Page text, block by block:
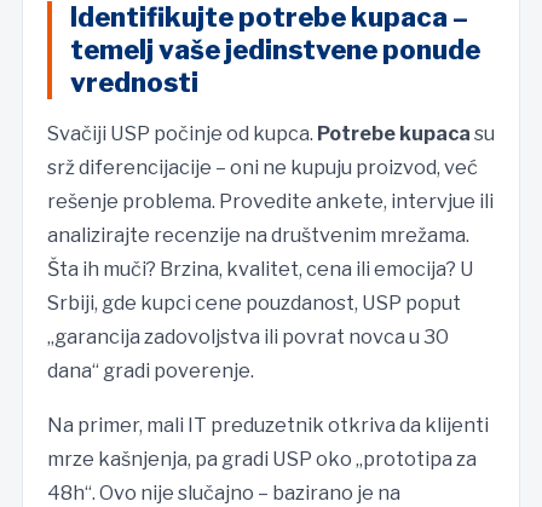
Identifikujte potrebe kupaca –
temelj vaše jedinstvene ponude
vrednosti
Svačiji USP počinje od kupca. Potrebe kupaca su
srž diferencijacije – oni ne kupuju proizvod, već
rešenje problema. Provedite ankete, intervjue ili
analizirajte recenzije na društvenim mrežama.
Šta ih muči? Brzina, kvalitet, cena ili emocija? U
Srbiji, gde kupci cene pouzdanost, USP poput
„garancija zadovoljstva ili povrat novca u 30
dana“ gradi poverenje.
Na primer, mali IT preduzetnik otkriva da klijenti
mrze kašnjenja, pa gradi USP oko „prototipa za
48h“. Ovo nije slučajno – bazirano je na